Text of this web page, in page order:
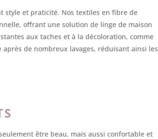
style et praticité. Nos textiles en fibre de
offrant une solution de linge de maison
aux taches et à la décoloration, comme
de nombreux lavages, réduisant ainsi les
être beau, mais aussi confortable et